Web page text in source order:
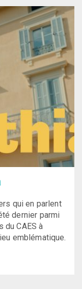
qui en parlent
dernier parmi
du CAES à
emblématique.